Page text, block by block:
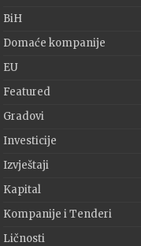
BiH
Domaće kompanije
EU
Featured
Gradovi
Investicije
Izvještaji
Kapital
Kompanije i Tenderi
Ličnosti